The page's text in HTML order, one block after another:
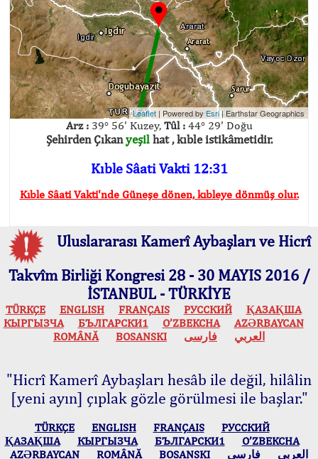
Leaflet | Powered by Esri|Earthstar Geographics
Arz :39° 56' Kuzey, Tûl :44° 29' Doğu
Şehirden Çıkanyeşilhat , kıble istikâmetidir.
Kıble Sâati Vakti 12:31
Kıble Sâati Vakti'nde Güneşe dönen, kıbleye dönmüş olur.
Uluslararası Kamerî Aybaşları ve Hicrî
Takvîm Birliği Kongresi 28 - 30 MAYIS 2016 /
İSTANBUL - TÜRKİYE
TÜRKÇE ENGLISH FRANÇAIS РУССКИЙ
ҚАЗАҚША
КЫPГЫЗЧA
БЪЛГАРСКИ1 O’ZBEKCHA
AZӘRBAYCAN
ROMÂNĂ
BOSANSKI العربي فارسی
"Hicrî Kamerî Aybaşları hesâb ile değil, hilâlin
[yeni ayın] çıplak gözle görülmesi ile başlar."
TÜRKÇE ENGLISH FRANÇAIS
РУССКИЙ
ҚАЗАҚША
КЫPГЫЗЧA БЪЛГАРСКИ1
O’ZBEKCHA
AZӘRBAYCAN
ROMÂNĂ BOSANSKI العربي فارسی